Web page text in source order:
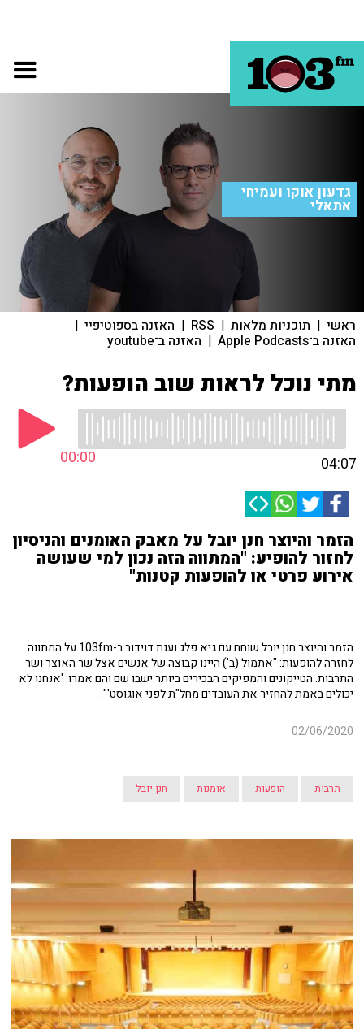
גדעון אוקו ועמיחי
אתאלי
ראשי | תוכניות מלאות |
RSS
| האזנה בספוטיפיי |
האזנה ב־Apple Podcasts | האזנה ב־youtube
מתי נוכל לראות שוב הופעות?
00:00 04:07
הזמר והיוצר חנן יובל על מאבק האומנים והניסיון
לחזור להופיע: "המתווה הזה נכון למי שעושה
אירוע פרטי או להופעות קטנות"
הזמר והיוצר חנן יובל שוחח עם גיא פלג וענת דוידוב ב-103fm על המתווה
לחזרה להופעות: "אתמול (ב') היינו קבוצה של אנשים אצל שר האוצר ושר
התרבות. הטייקונים והמפיקים הבכירים ביותר ישבו שם והם אמרו: 'אנחנו לא
יכולים באמת להחזיר את העובדים מחל"ת לפני אוגוסט'".
02/06/2020
תרבות הופעות אומנות חנן יובל